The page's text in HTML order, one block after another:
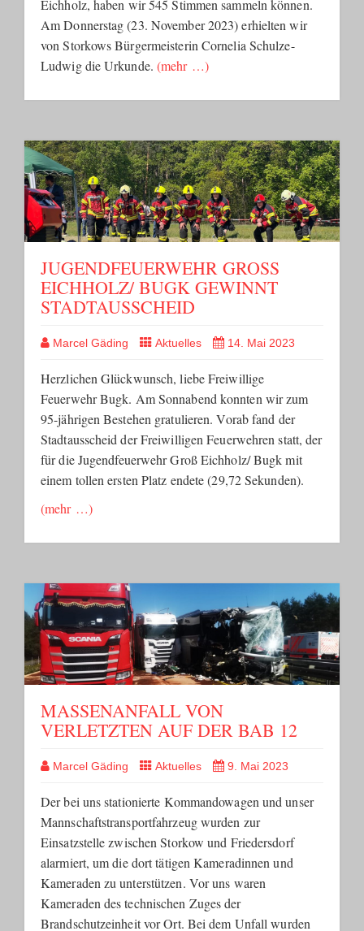
Eichholz, haben wir 545 Stimmen sammeln können.
Am Donnerstag (23. November 2023) erhielten wir
von Storkows Bürgermeisterin Cornelia Schulze-
Ludwig die Urkunde. (mehr …)
JUGENDFEUERWEHR GROSS E
ICHHOLZ/ BUGK GEWINNT S
TADTAUSSCHEID
Marcel Gäding Aktuelles 14. Mai 2023
Herzlichen Glückwunsch, liebe Freiwillige
Feuerwehr Bugk. Am Sonnabend konnten wir zum
95-jährigen Bestehen gratulieren. Vorab fand der
Stadtausscheid der Freiwilligen Feuerwehren statt, der
für die Jugendfeuerwehr Groß Eichholz/ Bugk mit
einem tollen ersten Platz endete (29,72 Sekunden).
(mehr …)
MASSENANFALL VON
VERLETZTEN AUF DER BAB 12
Marcel Gäding Aktuelles 9. Mai 2023
Der bei uns stationierte Kommandowagen und unser
Mannschaftstransportfahrzeug wurden zur
Einsatzstelle zwischen Storkow und Friedersdorf
alarmiert, um die dort tätigen Kameradinnen und
Kameraden zu unterstützen. Vor uns waren
Kameraden des technischen Zuges der
Brandschutzeinheit vor Ort. Bei dem Unfall wurden